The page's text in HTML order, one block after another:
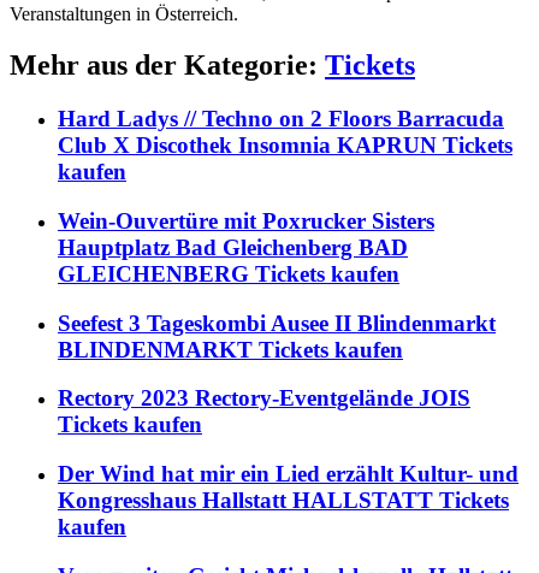
Veranstaltungen in Österreich.
Mehr aus der Kategorie: Tickets
Hard Ladys // Techno on 2 Floors Barracuda
Club X Discothek Insomnia KAPRUN Tickets
kaufen
Wein-Ouvertüre mit Poxrucker Sisters
Hauptplatz Bad Gleichenberg BAD
GLEICHENBERG Tickets kaufen
Seefest 3 Tageskombi Ausee II Blindenmarkt
BLINDENMARKT Tickets kaufen
Rectory 2023 Rectory-Eventgelände JOIS
Tickets kaufen
Der Wind hat mir ein Lied erzählt Kultur- und
Kongresshaus Hallstatt HALLSTATT Tickets
kaufen